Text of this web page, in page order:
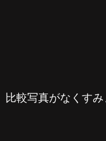
比較写真がなくす